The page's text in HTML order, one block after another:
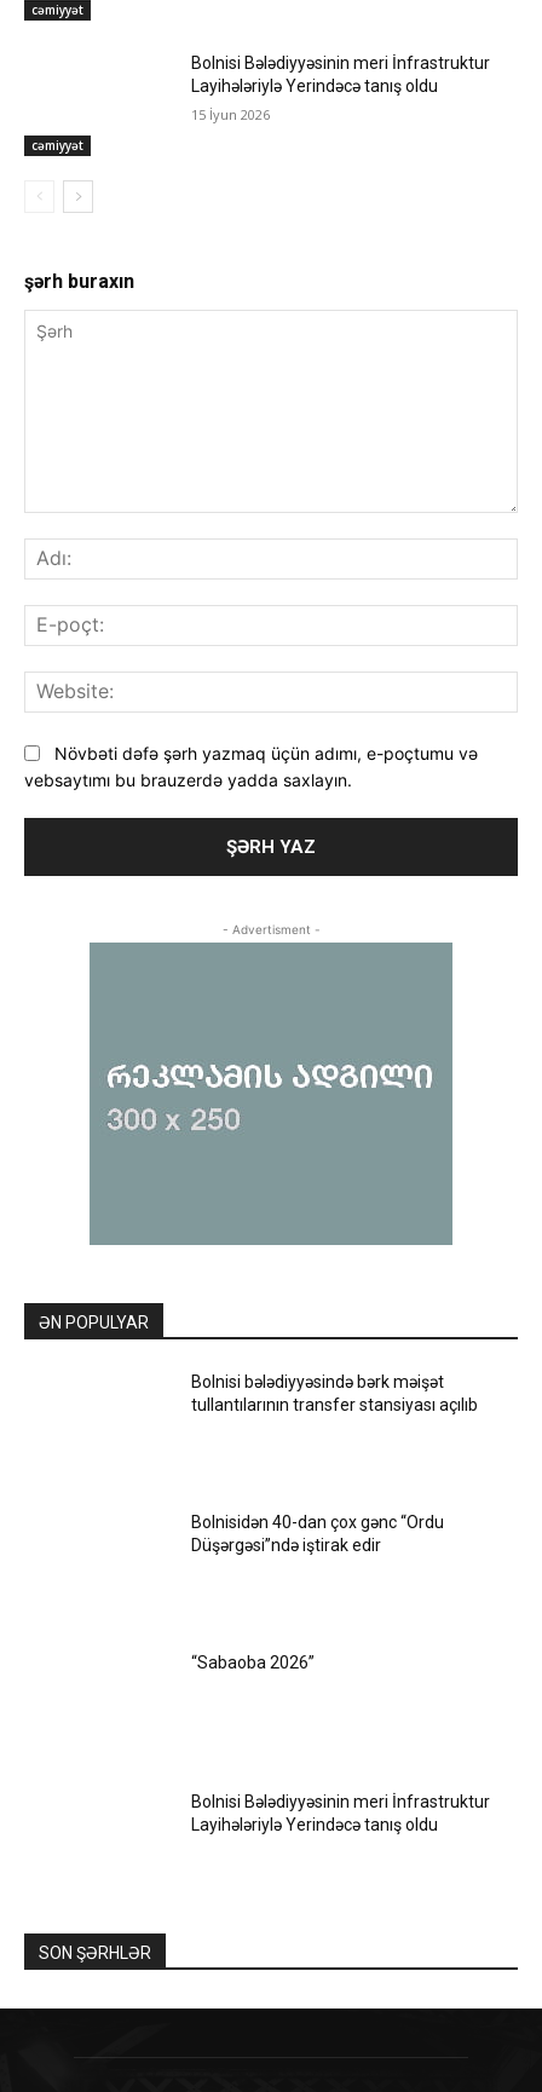
cəmiyyət
cəmiyyət
Bolnisi Bələdiyyəsinin meri İnfrastruktur
Layihələriylə Yerindəcə tanış oldu
15 İyun 2026
şərh buraxın
Növbəti dəfə şərh yazmaq üçün adımı, e-poçtumu və
vebsaytımı bu brauzerdə yadda saxlayın.
- Advertisment -
ƏN POPULYAR
Bolnisi bələdiyyəsində bərk məişət
tullantılarının transfer stansiyası açılıb
Bolnisidən 40-dan çox gənc “Ordu
Düşərgəsi”ndə iştirak edir
“Sabaoba 2026”
Bolnisi Bələdiyyəsinin meri İnfrastruktur
Layihələriylə Yerindəcə tanış oldu
SON ŞƏRHLƏR